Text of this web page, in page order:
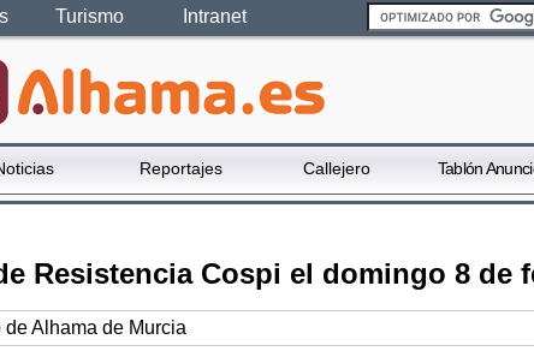
Turismo Intranet
Reportajes Callejero Tablón
Resistencia Cospi el domingo 8 de
Alhama de Murcia